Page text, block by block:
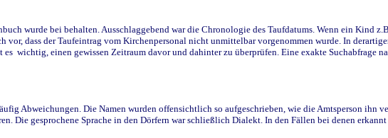
wurde bei behalten. Ausschlaggebend war die Chronologie des Taufdatums. Wenn ein Kind
vor, dass der Taufeintrag vom Kirchenpersonal nicht unmittelbar vorgenommen wurde. In
wichtig, einen gewissen Zeitraum davor und dahinter zu überprüfen. Eine exakte Suchabfrage
Abweichungen. Die Namen wurden offensichtlich so aufgeschrieben, wie die Amtsperson ihn
Die gesprochene Sprache in den Dörfern war schließlich Dialekt. In den Fällen bei denen